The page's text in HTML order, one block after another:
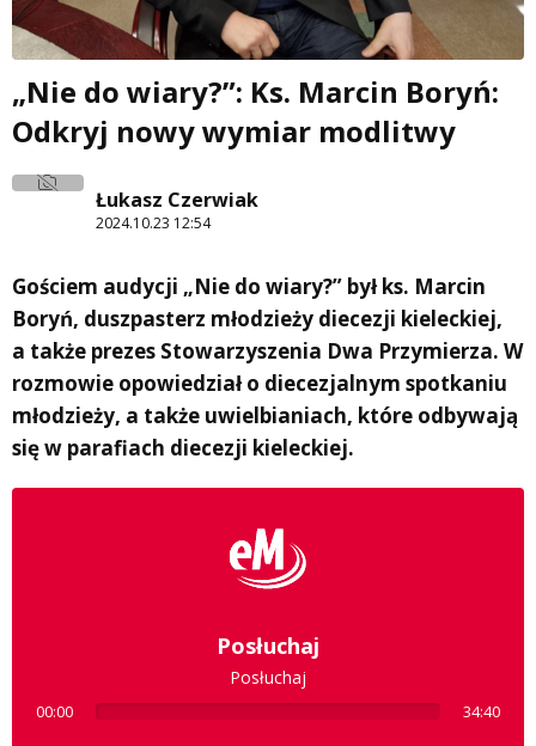
„Nie do wiary?”: Ks. Marcin Boryń:
Odkryj nowy wymiar modlitwy
Łukasz Czerwiak
2024.10.23 12:54
Gościem audycji „Nie do wiary?” był ks. Marcin
Boryń, duszpasterz młodzieży diecezji kieleckiej,
a także prezes Stowarzyszenia Dwa Przymierza. W
rozmowie opowiedział o diecezjalnym spotkaniu
młodzieży, a także uwielbianiach, które odbywają
się w parafiach diecezji kieleckiej.
Posłuchaj
Posłuchaj
00:00 34:40